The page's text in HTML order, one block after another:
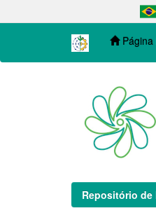
navigation
Página
Repositório de